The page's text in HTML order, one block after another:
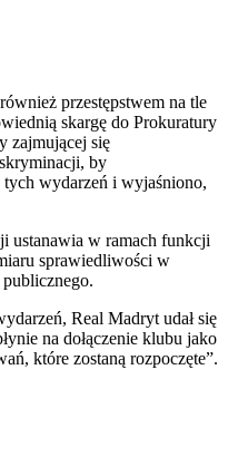
przestępstwem na tle
skargę do Prokuratury
zajmującej się
by
wydarzeń i wyjaśniono,
ustanawia w ramach funkcji
sprawiedliwości w
Real Madryt udał się
na dołączenie klubu jako
które zostaną rozpoczęte”.